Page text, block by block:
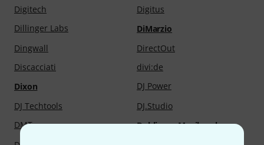
Digitech
Digitus
Dillinger Labs
DiMarzio
Dingwall
DirectOut
Discacciati
divi:de
Dixon
DJ Power
DJ Techtools
DJ.Studio
DMT
Doblinger Musikverlag